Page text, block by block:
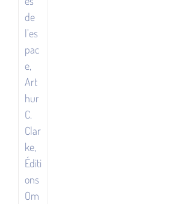
de
l’es
pac
e,
Art
hur
C.
Clar
ke,
Éditi
ons
Om